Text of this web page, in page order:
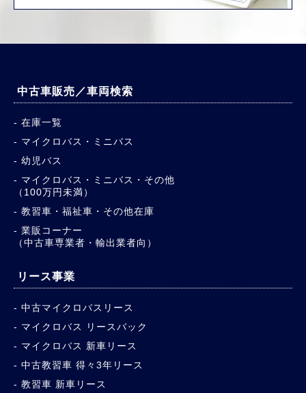
中古車販売／車両検索
在庫一覧
マイクロバス・ミニバス
幼児バス
マイクロバス・ミニバス・その他
（100万円未満）
教習車・福祉車・その他在庫
業販コーナー
（中古車専業者・輸出業者向）
リース事業
中古マイクロバスリース
マイクロバス リースバック
マイクロバス 新車リース
中古教習車 得々3年リース
教習車 新車リース